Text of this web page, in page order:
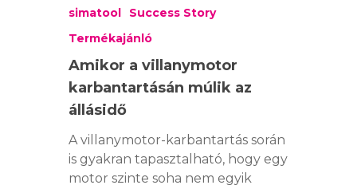
simatool
Success Story
Termékajánló
Amikor a villanymotor
karbantartásán múlik az
állásidő
A villanymotor-karbantartás során
is gyakran tapasztalható, hogy egy
motor szinte soha nem egyik